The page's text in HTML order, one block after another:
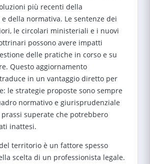
più recenti della
della normativa. Le sentenze dei
le circolari ministeriali e i nuovi
possono avere impatti
delle pratiche in corso e su
Questo aggiornamento
in un vantaggio diretto per
le strategie proposte sono sempre
normativo e giurisprudenziale
superate che potrebbero
inattesi.
territorio è un fattore spesso
scelta di un professionista legale.